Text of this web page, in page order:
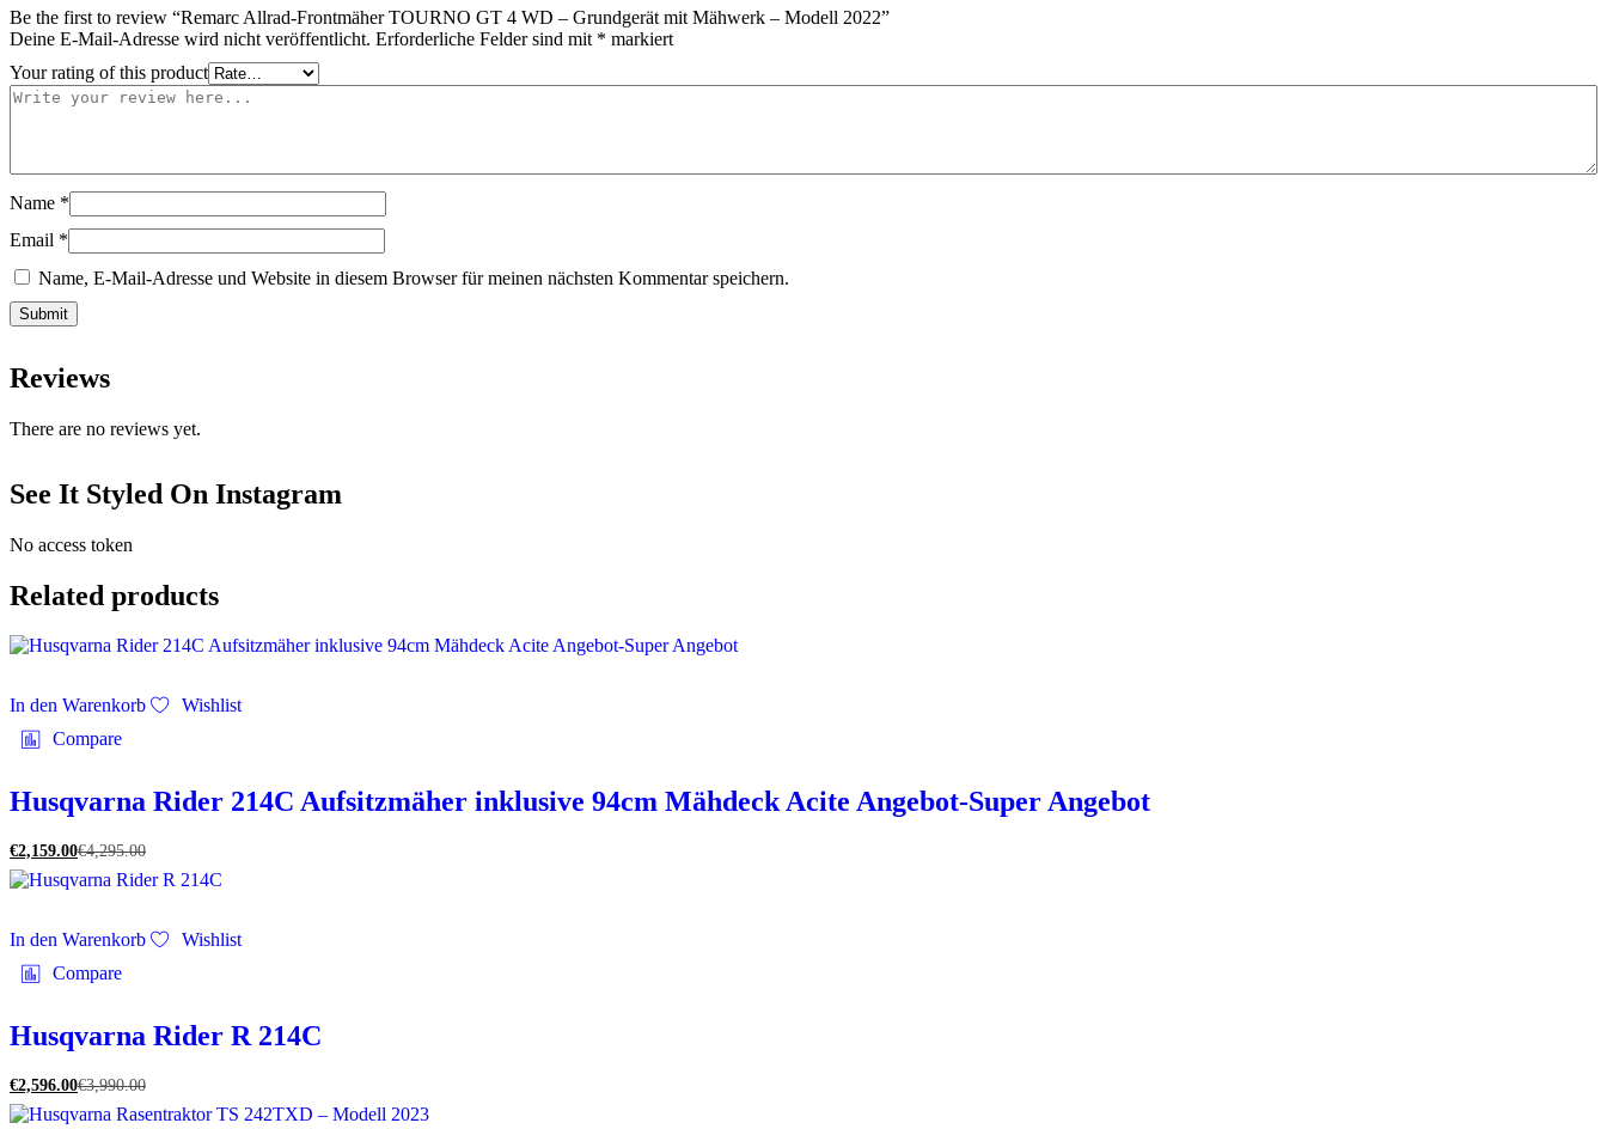
Be the first to review “Remarc Allrad-Frontmäher TOURNO GT 4 WD – Grundgerät mit Mähwerk – Modell 2022”
Deine E-Mail-Adresse wird nicht veröffentlicht. Erforderliche Felder sind mit * markiert
Your rating of this product
Name *
Email *
Name, E-Mail-Adresse und Website in diesem Browser für meinen nächsten Kommentar speichern.
Reviews
There are no reviews yet.
See It Styled On Instagram
No access token
Related products
In den Warenkorb
Wishlist
Compare
Husqvarna Rider 214C Aufsitzmäher inklusive 94cm Mähdeck Acite Angebot-Super Angebot
€2,159.00€4,295.00
In den Warenkorb
Wishlist
Compare
Husqvarna Rider R 214C
€2,596.00€3,990.00